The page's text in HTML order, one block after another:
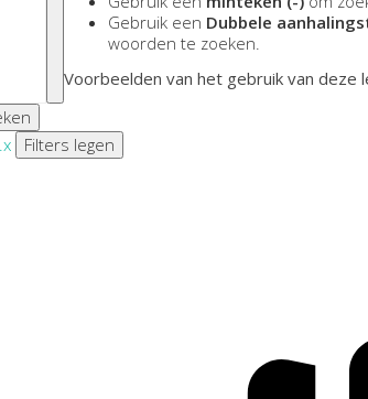
Gebruik een Dubbele
woorden te zoeken.
Voorbeelden van het gebruik van
x
Filters legen